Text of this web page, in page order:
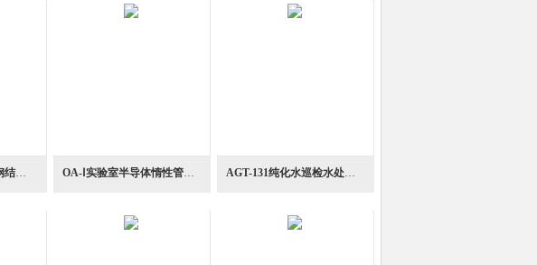
CDM-4104桥梁隧道钢结构现场测量电位差裂深度计 OA-Ⅰ实验室半导体惰性管线测量型氧气高浓度计 AGT-131纯化水巡检水处理除菌银离子测定器